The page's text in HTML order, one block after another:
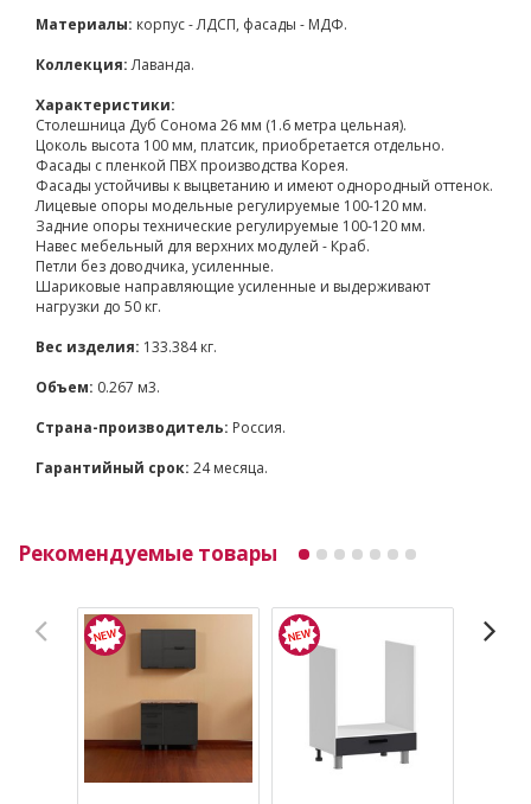
Материалы: корпус - ЛДСП, фасады - МДФ.
Коллекция:Лаванда.
Характеристики:
Столешница Дуб Сонома 26 мм (1.6 метра цельная).
Цоколь высота 100 мм, платсик, приобретается отдельно.
Фасады с пленкой ПВХ производства Корея.
Фасады устойчивы к выцветанию и имеют однородный оттенок.
Лицевые опоры модельные регулируемые 100-120 мм.
Задние опоры технические регулируемые 100-120 мм.
Навес мебельный для верхних модулей - Краб.
Петли без доводчика, усиленные.
Шариковые направляющие усиленные и выдерживают
нагрузки до 50 кг.
Вес изделия: 133.384 кг.
Объем: 0.267 м3.
Страна-производитель: Россия.
Гарантийный срок: 24 месяца.
Рекомендуемые товары